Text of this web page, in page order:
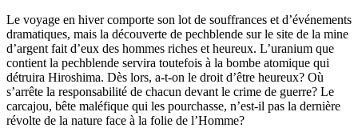
Le voyage en hiver comporte son lot de souffrances et d’événements
dramatiques, mais la découverte de pechblende sur le site de la mine
d’argent fait d’eux des hommes riches et heureux. L’uranium que
contient la pechblende servira toutefois à la bombe atomique qui
détruira Hiroshima. Dès lors, a-t-on le droit d’être heureux? Où
s’arrête la responsabilité de chacun devant le crime de guerre? Le
carcajou, bête maléfique qui les pourchasse, n’est-il pas la dernière
révolte de la nature face à la folie de l’Homme?